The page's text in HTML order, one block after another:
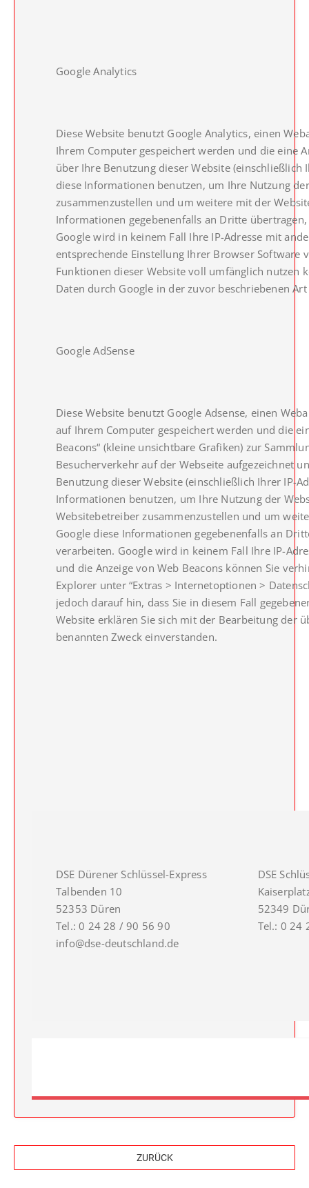
Google Analytics
Diese Website benutzt Google Analytics, einen
Ihrem Computer gespeichert werden und die eine
über Ihre Benutzung dieser Website
diese Informationen benutzen, um Ihre Nutzung
zusammenzustellen und um weitere mit der
Informationen gegebenenfalls an Dritte
Google wird in keinem Fall Ihre IP-Adresse mit
entsprechende Einstellung Ihrer Browser Software
Funktionen dieser Website voll umfänglich nutzen
Daten durch Google in der zuvor beschriebenen
Google AdSense
Diese Website benutzt Google Adsense, einen
auf Ihrem Computer gespeichert werden und die
Beacons“ (kleine unsichtbare Grafiken) zur
Besucherverkehr auf der Webseite aufgezeichnet
Benutzung dieser Website (einschließlich Ihrer IP-
Informationen benutzen, um Ihre Nutzung der
Websitebetreiber zusammenzustellen und um
Google diese Informationen gegebenenfalls an
verarbeiten. Google wird in keinem Fall Ihre IP-
und die Anzeige von Web Beacons können Sie
Explorer unter “Extras > Internetoptionen >
jedoch darauf hin, dass Sie in diesem Fall
Website erklären Sie sich mit der Bearbeitung der
benannten Zweck einverstanden.
DSE Dürener Schlüssel-Express
Talbenden 10
52353 Düren
Tel.: 0 24 28 / 90 56 90
info@dse-deutschland.de
DSE
52349
Tel.: 0 24
ZURÜCK